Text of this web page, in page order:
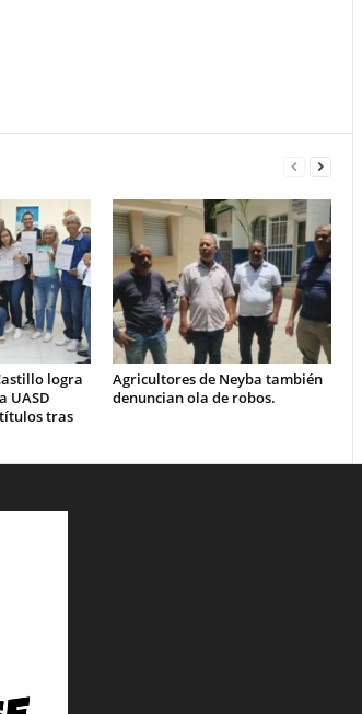
logra
UASD
tras
Agricultores de Neyba también
denuncian ola de robos.